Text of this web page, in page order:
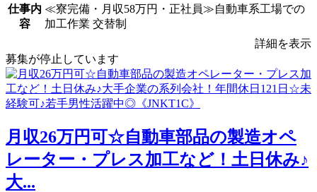
仕事内
容
≪寮完備・月収58万円・正社員≫自動車系工場での
加工作業 交替制
詳細を表示
募集が停止しています
月収26万円可☆自動車部品の製造オペ
レーター・プレス加工など！土日休み♪
大...